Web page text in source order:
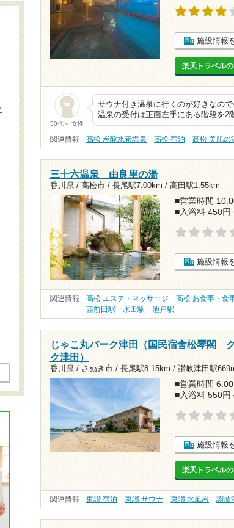
施設情報
楽天トラベル
50代～ 女性
サウナ付き温泉に行くのが好きなの
温泉の受付は正面左手にある階段を
関連情報 高松 炭酸水素塩泉 高松 宿泊 高松 美肌の
三十六温泉 由良里の湯
香川県 / 高松市 / 長尾駅7.00km / 高田駅1.55km
■営業時間
■入浴料 450円
施設情報
関連情報 高松 エステ・マッサージ 高松 お食事・食
西前田駅
水田駅 池戸駅
じゃこ丸パーク津田（国民宿舎松琴閣
ク津田）
香川県 / さぬき市 / 長尾駅8.15km / 讃岐津田駅
■営業時間
■入浴料 550円
施設情報
楽天トラベル
関連情報 東讃 宿泊 東讃 サウナ 東讃 水風呂 讃岐